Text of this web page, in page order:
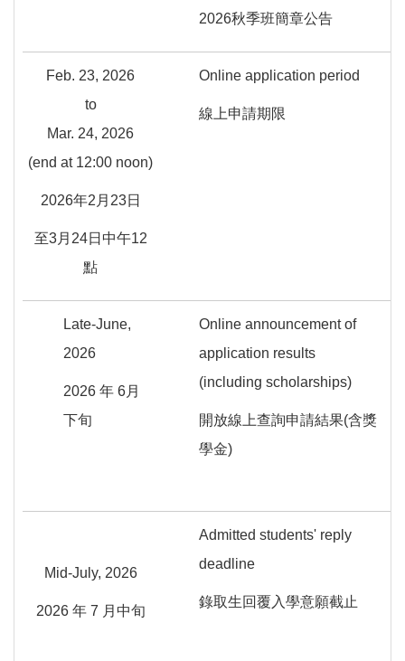
2026秋季班簡章公告
Feb. 23, 2026
to
Mar. 24, 2026
(end at 12:00 noon)
2026年2月23日
至3月24日中午12
點
Online application period
線上申請期限
Late-June,
2026
2026 年 6月
下旬
Online announcement of
application results
(including scholarships)
開放線上查詢申請結果(含獎
學金)
Mid-July, 2026
2026 年 7 月中旬
Admitted students' reply
deadline
錄取生回覆入學意願截止